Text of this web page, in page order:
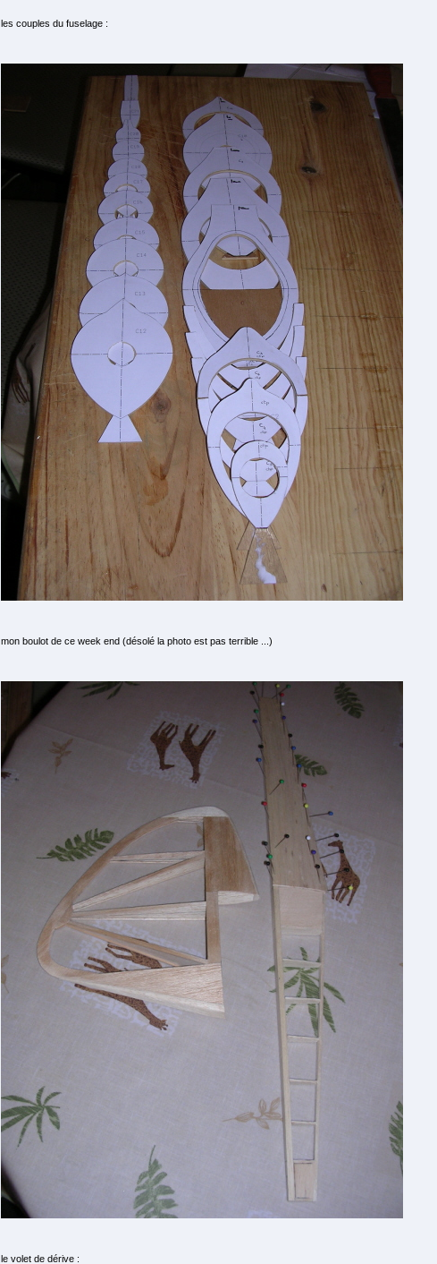
les couples du fuselage :
mon boulot de ce week end (désolé la photo est pas terrible ...)
le volet de dérive :